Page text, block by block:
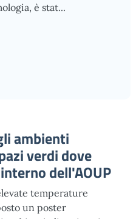
è stat...
ambienti
verdi dove
dell'AOUP
temperature
un poster